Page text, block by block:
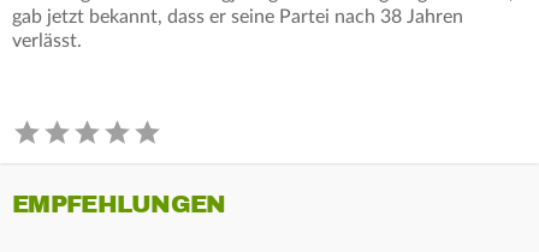
gab jetzt bekannt, dass er seine Partei nach 38 Jahren
verlässt.
EMPFEHLUNGEN